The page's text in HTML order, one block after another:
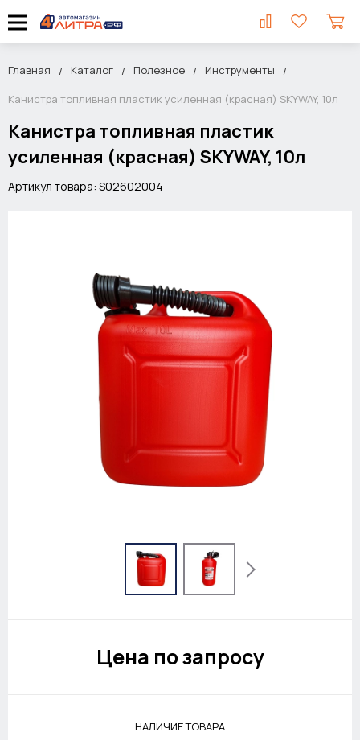
Главная Каталог Полезное
Инструменты
Канистра топливная пластик усиленная (красная) SKYWAY, 10л
Канистра топливная пластик
усиленная (красная) SKYWAY, 10л
Артикул товара: S02602004
Цена по запросу
НАЛИЧИЕ ТОВАРА